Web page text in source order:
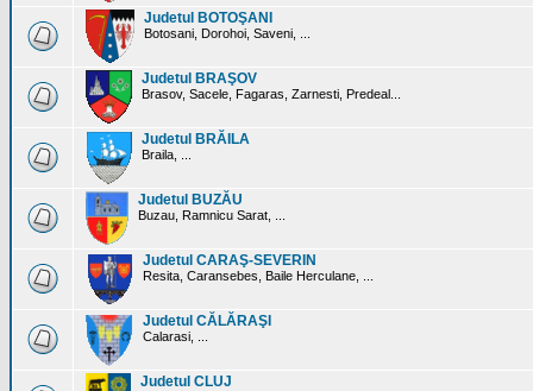
Judetul BOTOŞANI
Botosani, Dorohoi, Saveni, ...
Judetul BRAŞOV
Brasov, Sacele, Fagaras, Zarnesti, Predeal...
Judetul BRĂILA
Braila, ...
Judetul BUZĂU
Buzau, Ramnicu Sarat, ...
Judetul CARAŞ-SEVERIN
Resita, Caransebes, Baile Herculane, ...
Judetul CĂLĂRAŞI
Calarasi, ...
Judetul CLUJ